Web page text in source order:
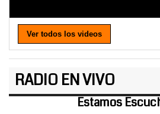
Ver todos los videos
RADIO EN VIVO
Estamos